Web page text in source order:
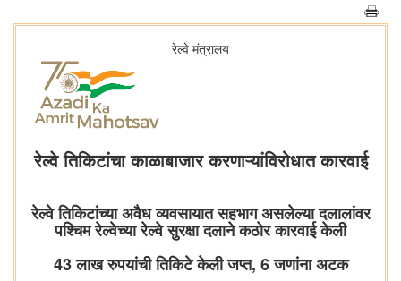
रेल्वे मंत्रालय
रेल्वे तिकिटांचा काळाबाजार करणाऱ्यांविरोधात कारवाई
रेल्वे तिकिटांच्या अवैध व्यवसायात सहभाग असलेल्या दलालांवर
पश्चिम रेल्वेच्या रेल्वे सुरक्षा दलाने कठोर कारवाई केली
43 लाख रुपयांची तिकिटे केली जप्त, 6 जणांना अटक